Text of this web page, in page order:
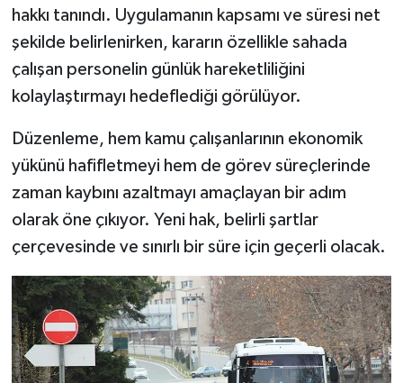
hakkı tanındı. Uygulamanın kapsamı ve süresi net
şekilde belirlenirken, kararın özellikle sahada
çalışan personelin günlük hareketliliğini
kolaylaştırmayı hedeflediği görülüyor.
Düzenleme, hem kamu çalışanlarının ekonomik
yükünü hafifletmeyi hem de görev süreçlerinde
zaman kaybını azaltmayı amaçlayan bir adım
olarak öne çıkıyor. Yeni hak, belirli şartlar
çerçevesinde ve sınırlı bir süre için geçerli olacak.
Şenpazar Haberleri
Seydiler Haberleri
Tosya Haberleri
Ulusal Haberler
Teknoloji Haberleri
Siyaset Haberleri